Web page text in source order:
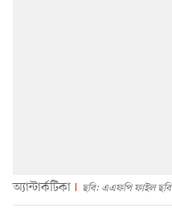
অ্যান্টার্কটিকা ছবি: এএফপি ফাইল ছবি